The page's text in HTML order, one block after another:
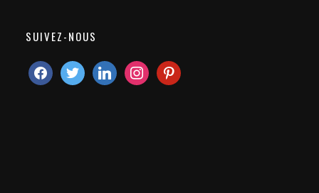
SUIVEZ-NOUS